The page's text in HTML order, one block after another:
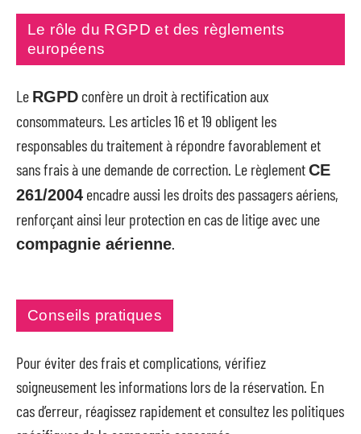
Le rôle du RGPD et des règlements
européens
Le RGPD confère un droit à rectification aux
consommateurs. Les articles 16 et 19 obligent les
responsables du traitement à répondre favorablement et
sans frais à une demande de correction. Le règlementCE
261/2004 encadre aussi les droits des passagers aériens,
renforçant ainsi leur protection en cas de litige avec une
compagnie aérienne
Conseils pratiques
Pour éviter des frais et complications, vérifiez
soigneusement les informations lors de la réservation. En
cas d’erreur, réagissez rapidement et consultez les politiques